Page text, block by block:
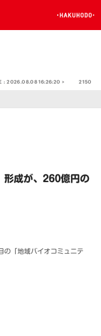
:2026.08.08 16:26:20 > 2150
形成が、260億円の
の「地域バイオコミュニテ